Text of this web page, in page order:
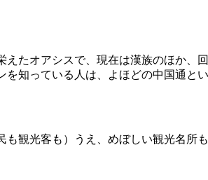
たオアシスで、現在は漢族のほか、
知っている人は、よほどの中国通と
観光客も）うえ、めぼしい観光名所